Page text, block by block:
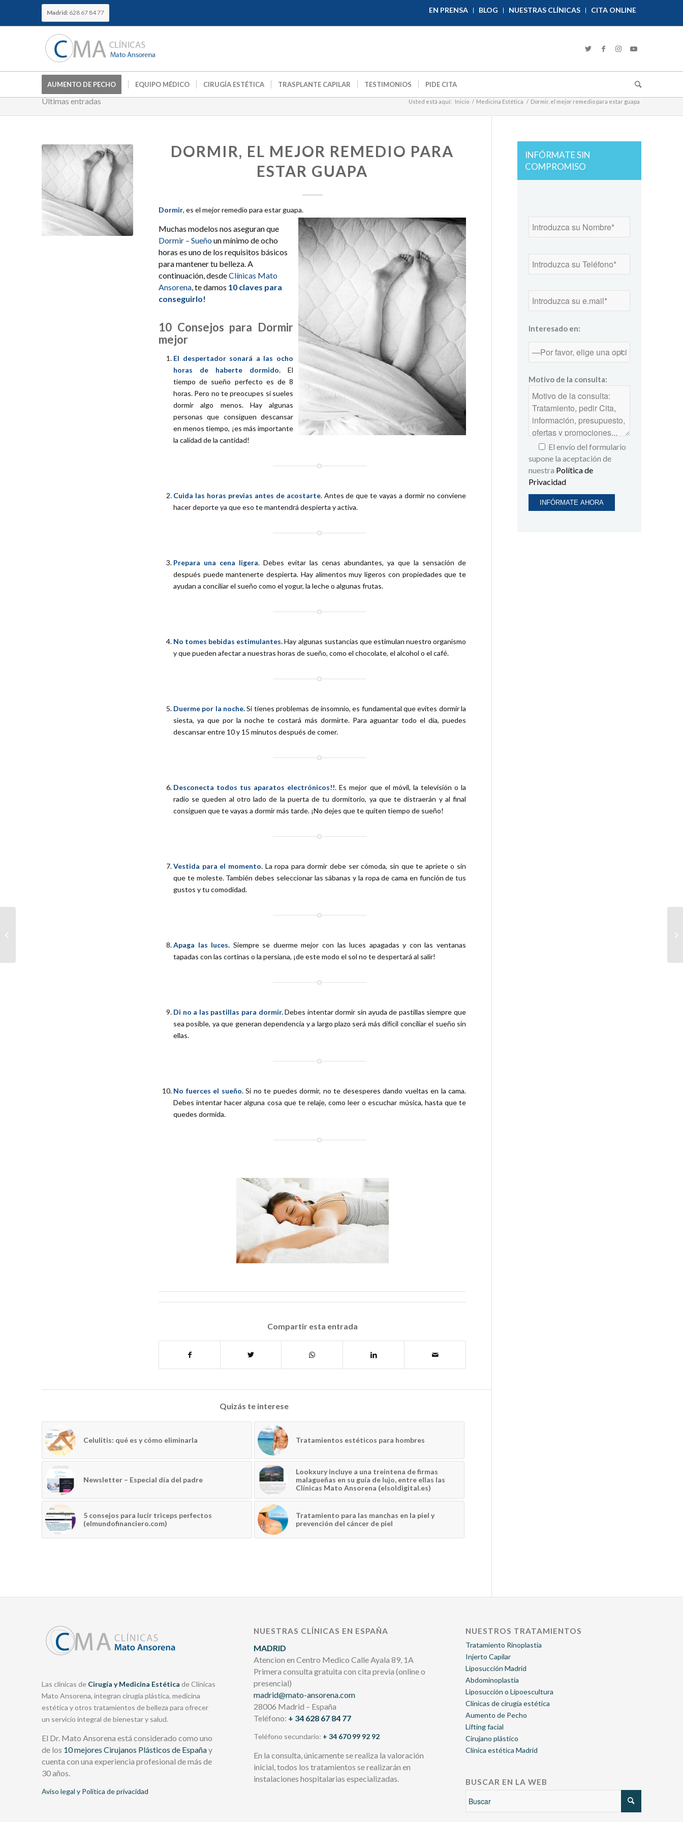
EN PRENSA BLOG NUESTRAS CLÍNICAS CITA ONLINE
Madrid: 628 67 84 77
AUMENTO DE PECHO EQUIPO MÉDICO CIRUGÍA ESTÉTICA TRASPLANTE CAPILAR TESTIMONIOS PIDE CITA
Últimas entradas Usted está aquí: Inicio / Medicina Estética / Dormir, el mejor remedio para estar guapa
DORMIR, EL MEJOR REMEDIO PARA
ESTAR GUAPA
Dormir, es el mejor remedio para estar guapa.
Muchas modelos nos aseguran que
Dormir – Sueñoun mínimo de ocho
horas es uno de los requisitos básicos
para mantener tu belleza. A
continuación, desdeClínicas Mato
Ansorena , te damos 10 claves para
conseguirlo!
10 Consejos para Dormir
mejor
El despertador sonará a las ocho
horas de haberte dormido. El
tiempo de sueño perfecto es de 8
horas. Pero no te preocupes si sueles
dormir algo menos. Hay algunas
personas que consiguen descansar
en menos tiempo, ¡es más importante
la calidad de la cantidad!
Cuida las horas previas antes de acostarte. Antes de que te vayas a dormir no conviene
hacer deporte ya que eso te mantendrá despierta y activa.
Prepara una cena ligera. Debes evitar las cenas abundantes, ya que la sensación de
después puede mantenerte despierta. Hay alimentos muy ligeros con propiedades que te
ayudan a conciliar el sueño como el yogur, la leche o algunas frutas.
No tomes bebidas estimulantes.Hay algunas sustancias que estimulan nuestro organismo
y que pueden afectar a nuestras horas de sueño, como el chocolate, el alcohol o el café.
Duerme por la noche.Si tienes problemas de insomnio, es fundamental que evites dormir la
siesta, ya que por la noche te costará más dormirte. Para aguantar todo el día, puedes
descansar entre 10 y 15 minutos después de comer.
Desconecta todos tus aparatos electrónicos!!. Es mejor que el móvil, la televisión o la
radio se queden al otro lado de la puerta de tu dormitorio, ya que te distraerán y al final
consiguen que te vayas a dormir más tarde. ¡No dejes que te quiten tiempo de sueño!
Vestida para el momento.La ropa para dormir debe ser cómoda, sin que te apriete o sin
que te moleste. También debes seleccionar las sábanas y la ropa de cama en función de tus
gustos y tu comodidad.
Apaga las luces. Siempre se duerme mejor con las luces apagadas y con las ventanas
tapadas con las cortinas o la persiana, ¡de este modo el sol no te despertará al salir!
Di no a las pastillas para dormir.Debes intentar dormir sin ayuda de pastillas siempre que
sea posible, ya que generan dependencia y a largo plazo será más difícil conciliar el sueño sin
ellas.
No fuerces el sueño.Si no te puedes dormir, no te desesperes dando vueltas en la cama.
Debes intentar hacer alguna cosa que te relaje, como leer o escuchar música, hasta que te
quedes dormida.
Compartir esta entrada
Quizás te interese
Celulitis: qué es y cómo eliminarla Tratamientos estéticos para hombres
Newsletter – Especial día del padre
Lookxury incluye a una treintena de firmas
malagueñas en su guía de lujo, entre ellas las
Clínicas Mato Ansorena (elsoldigital.es)
5 consejos para lucir triceps perfectos
(elmundofinanciero.com)
Tratamiento para las manchas en la piel y
prevención del cáncer de piel
INFÓRMATE SIN
COMPROMISO
Interesado en:
Motivo de la consulta:
El envío del formulario
supone la aceptación de
nuestra Política de
Privacidad
Las clínicas de Cirugía y Medicina Estética de Clínicas
Mato Ansorena, integran cirugía plástica, medicina
estética y otros tratamientos de belleza para ofrecer
un servicio integral de bienestar y salud.
El Dr. Mato Ansorena está considerado como uno
de los 10 mejores Cirujanos Plásticos de Españay
cuenta con una experiencia profesional de más de
30 años.
Aviso legal y Política de privacidad
NUESTRAS CLÍNICAS EN ESPAÑA
MADRID
Atencion en Centro Medico Calle Ayala 89, 1A
Primera consulta gratuita con cita previa (online o
presencial)
madrid@mato-ansorena.com
28006 Madrid – España
Teléfono: + 34 628 67 84 77
Teléfono secundario: + 34 670 99 92 92
En la consulta, únicamente se realiza la valoración
inicial, todos los tratamientos se realizarán en
instalaciones hospitalarias especializadas.
NUESTROS TRATAMIENTOS
Tratamiento Rinoplastia
Injerto Capilar
Liposucción Madrid
Abdominoplastia
Liposucción o Lipoescultura
Clínicas de cirugía estética
Aumento de Pecho
Lifting facial
Cirujano plástico
Clínica estética Madrid
BUSCAR EN LA WEB